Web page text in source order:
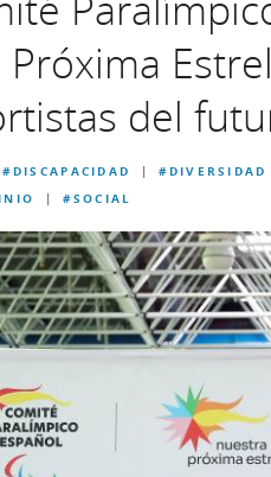
del
#DISCAPACIDAD |#DIVERSIDAD
|#SOCIAL